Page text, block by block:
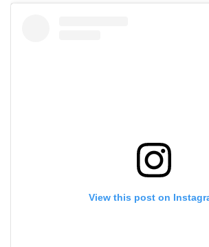
View this post on